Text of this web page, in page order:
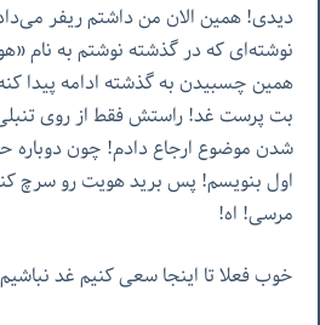
دیدی! همین الان من داشتم ریفر
نوشته‌ای که در گذشته نوشتم به نام
همین چسبیدن به گذشته ادامه پیدا
بت پرست غد! راستش فقط از روی
شدن موضوع ارجاع دادم! چون دوباره
اول بنویسم! پس برید هویت رو سرچ
مرسی! اه!
خوب فعلا تا اینجا سعی کنیم غد